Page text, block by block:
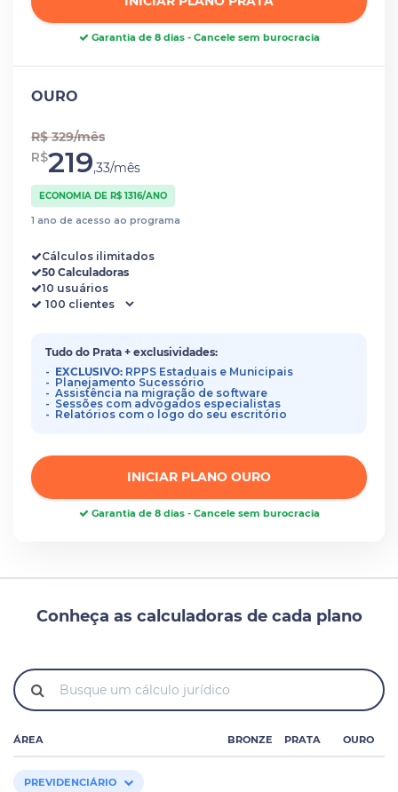
Garantia de 8 dias - Cancele sem burocracia
OURO
R$ 329/mês
R$219,33/mês
ECONOMIA DE R$ 1316/ANO
1 ano de acesso ao programa
Cálculos ilimitados
50 Calculadoras
10 usuários
Tudo do Prata + exclusividades:
EXCLUSIVO: RPPS Estaduais e Municipais
Planejamento Sucessório
Assistência na migração de software
Sessões com advogados especialistas
Relatórios com o logo do seu escritório
INICIAR PLANO OURO
Garantia de 8 dias - Cancele sem burocracia
Conheça as calculadoras de cada plano
ÁREA BRONZE PRATA OURO
PREVIDENCIÁRIO